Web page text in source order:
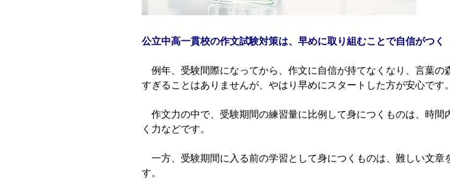
公立中高一貫校の作文試験対策は、早めに取り組むことで自信がつく
例年、受験間際になってから、作文に自信が持てなくなり、言葉の
すぎることはありませんが、やはり早めにスタートした方が安心です。
作文力の中で、受験期間の練習量に比例して身につくものは、時
く力などです。
一方、受験期間に入る前の学習として身につくものは、難しい文
す。